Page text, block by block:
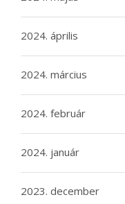
2024. április
2024. március
2024. február
2024. január
2023. december